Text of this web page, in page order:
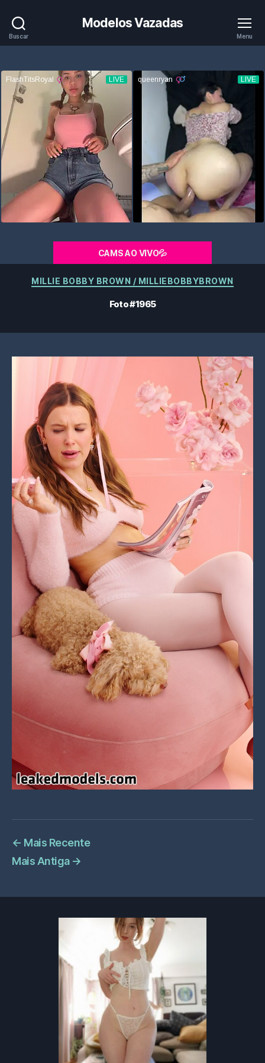
Buscar
Modelos Vazadas
Menu
CAMS AO VIVO💦
Categorias
MILLIE BOBBY BROWN / MILLIEBOBBYBROWN
Foto #1965
← Mais Recente
Mais Antiga →